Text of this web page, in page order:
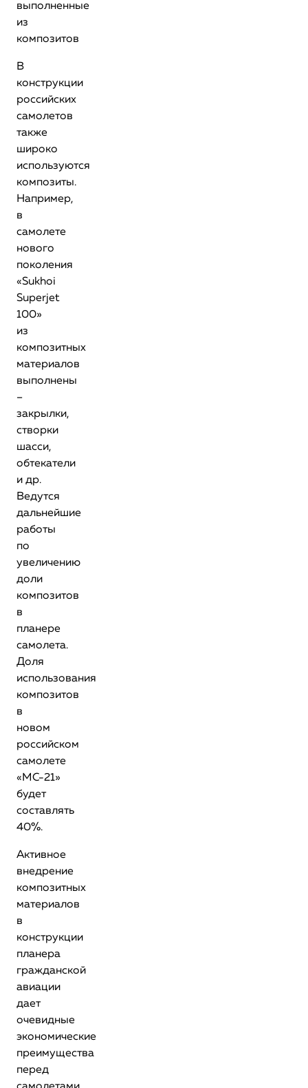
выполненные
из
композитов
В
конструкции
российских
самолетов
также
широко
используются
композиты.
Например,
в
самолете
нового
поколения
«Sukhoi
Superjet
100»
из
композитных
материалов
выполнены
–
закрылки,
створки
шасси,
обтекатели
и др.
Ведутся
дальнейшие
работы
по
увеличению
доли
композитов
в
планере
самолета.
Доля
использования
композитов
в
новом
российском
самолете
«МС-21»
будет
составлять
40%.
Активное
внедрение
композитных
материалов
в
конструкции
планера
гражданской
авиации
дает
очевидные
экономические
преимущества
перед